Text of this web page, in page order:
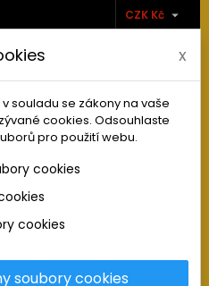
CZK Kč 
 shopping_cart0
x
souladu se zákony na vaše
cookies. Odsouhlaste
pro použití webu.
cookies
cookies
soubory cookies